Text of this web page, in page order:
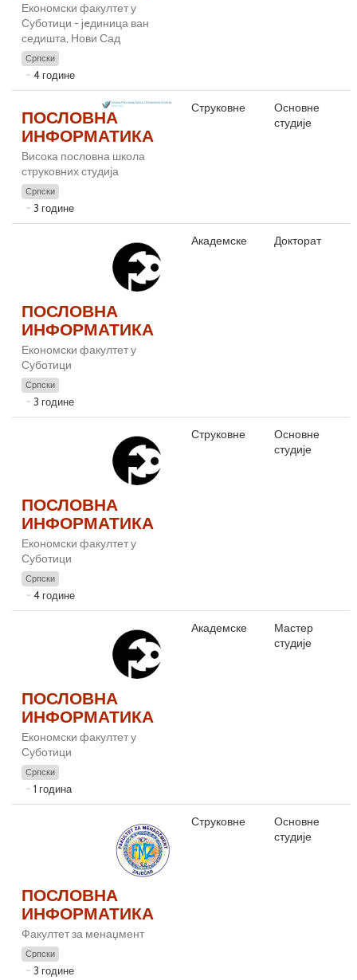
Економски факултет у
Суботици - jeдиница ван
седишта, Нови Сад
Српски
4 године
ПОСЛОВНА
ИНФОРМАТИКА
Висока пословна школа
струковних студија
Српски
3 године
Струковне
Основне
студије
ПОСЛОВНА
ИНФОРМАТИКА
Економски факултет у
Суботици
Српски
3 године
Академске Докторат
ПОСЛОВНА
ИНФОРМАТИКА
Економски факултет у
Суботици
Српски
4 године
Струковне
Основне
студије
ПОСЛОВНА
ИНФОРМАТИКА
Економски факултет у
Суботици
Српски
1 година
Академске
Мастер
студије
ПОСЛОВНА
ИНФОРМАТИКА
Факултет за менаџмент
Српски
3 године
Струковне
Основне
студије